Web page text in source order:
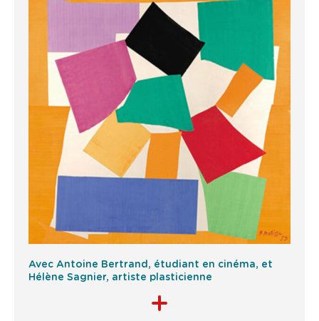
Avec Antoine Bertrand, étudiant en cinéma, et
Hélène Sagnier, artiste plasticienne